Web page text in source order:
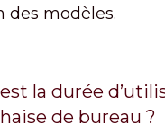
des modèles.
la durée
de bureau ?